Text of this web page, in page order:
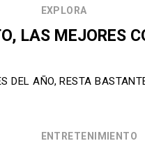
EXPLORA
LAS MEJORES
DEL AÑO, RESTA
ENTRETENIMIENTO